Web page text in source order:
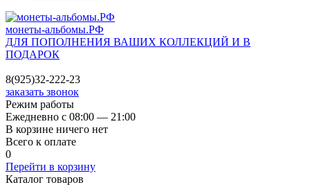
монеты-альбомы.РФ
ДЛЯ ПОПОЛНЕНИЯ ВАШИХ КОЛЛЕКЦИЙ И В
ПОДАРОК
8(925)32-222-23
заказать звонок
Режим работы
Ежедневно с 08:00 — 21:00
В корзине ничего нет
Всего к оплате
0
Перейти в корзину
Каталог товаров